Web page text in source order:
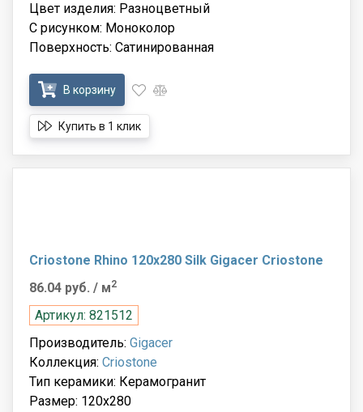
Цвет изделия: Разноцветный
С рисунком: Моноколор
Поверхность: Сатинированная
В корзину
Купить в 1 клик
Criostone Rhino 120x280 Silk Gigacer Criostone
86.04 руб. / м2
Артикул: 821512
Производитель: Gigacer
Коллекция: Criostone
Тип керамики: Керамогранит
Размер: 120x280